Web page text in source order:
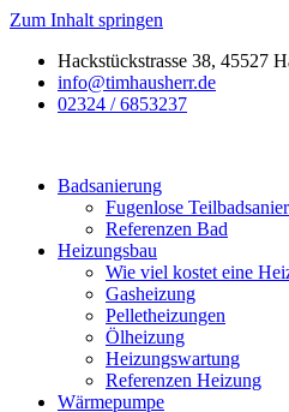
Zum Inhalt springen
Hackstückstrasse 38, 45527
info@timhausherr.de
02324 / 6853237
Badsanierung
Fugenlose
Referenzen Bad
Heizungsbau
Wie viel kostet eine
Gasheizung
Pelletheizungen
Ölheizung
Heizungswartung
Referenzen Heizung
Wärmepumpe